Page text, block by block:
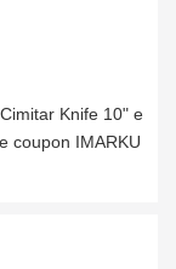
Knife 10" e
coupon IMARKU